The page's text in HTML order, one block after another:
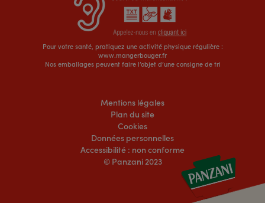
Pour votre santé, pratiquez une activité physique régulière :
www.mangerbouger.fr
Nos emballages peuvent faire l’objet d’une consigne de tri
Mentions légales
Plan du site
Cookies
Données personnelles
Accessibilité : non conforme
© Panzani 2023